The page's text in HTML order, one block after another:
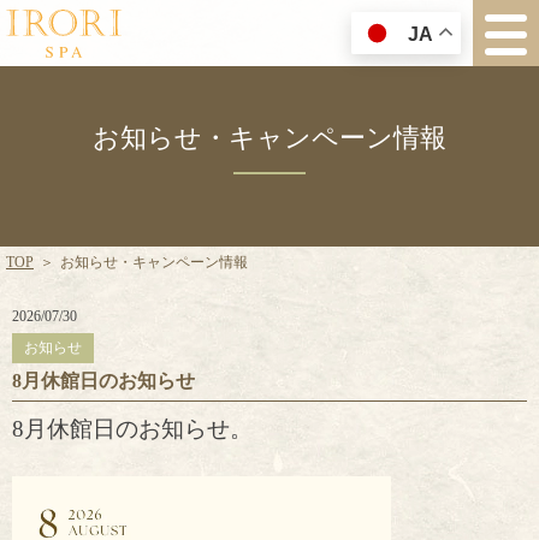
お知らせ・キャンペーン情報
TOP ＞ お知らせ・キャンペーン情報
2026/07/30
お知らせ
8月休館日のお知らせ
8月休館日のお知らせ。
JA